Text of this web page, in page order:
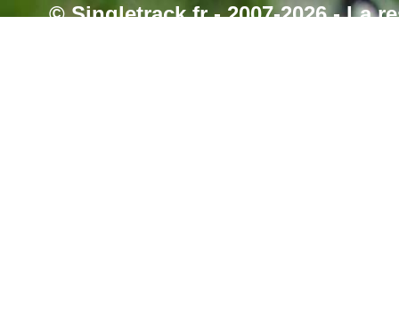
©Singletrack.fr- 2007-2026 - La